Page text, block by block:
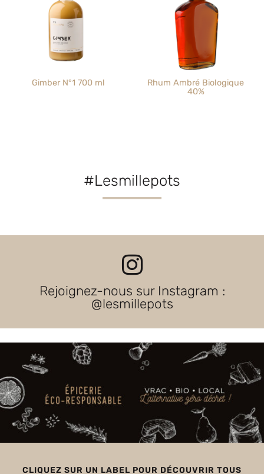
Gimber N°1 700 ml
Rhum Ambré Biologique
40%
#Lesmillepots
Rejoignez-nous sur Instagram :
@lesmillepots
CLIQUEZ SUR UN LABEL POUR DÉCOUVRIR TOUS